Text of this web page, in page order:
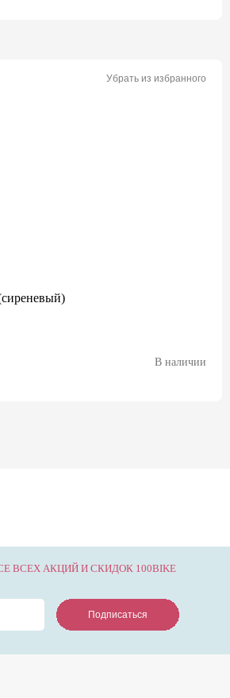
Убрать из избранного
В наличии
ВСЕХ АКЦИЙ И СКИДОК 100BIKE
Подписаться
Подписаться
Подписаться